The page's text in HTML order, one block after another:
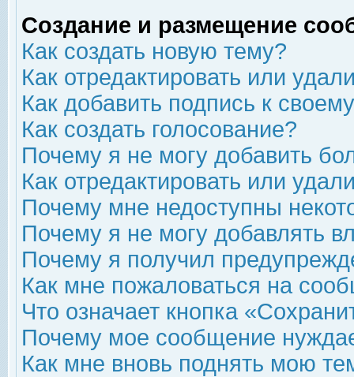
Создание и размещение
Как создать новую тему?
Как отредактировать или
Как добавить подпись к
Как создать голосование?
Почему я не могу добавить
Как отредактировать или
Почему мне недоступны
Почему я не могу добавлять
Почему я получил
Как мне пожаловаться на
Что означает кнопка
Почему мое сообщение
Как мне вновь поднять мою